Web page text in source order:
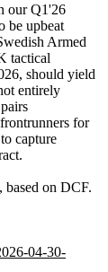
our Q1'26
be upbeat
Armed
tactical
should yield
entirely
for
capture
based on DCF.
04-30-